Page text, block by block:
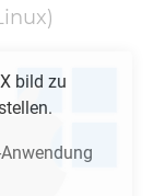
bild zu